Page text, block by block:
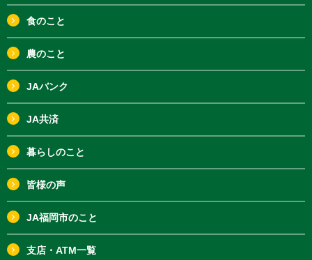
食のこと
農のこと
JAバンク
JA共済
暮らしのこと
皆様の声
JA福岡市のこと
支店・ATM一覧